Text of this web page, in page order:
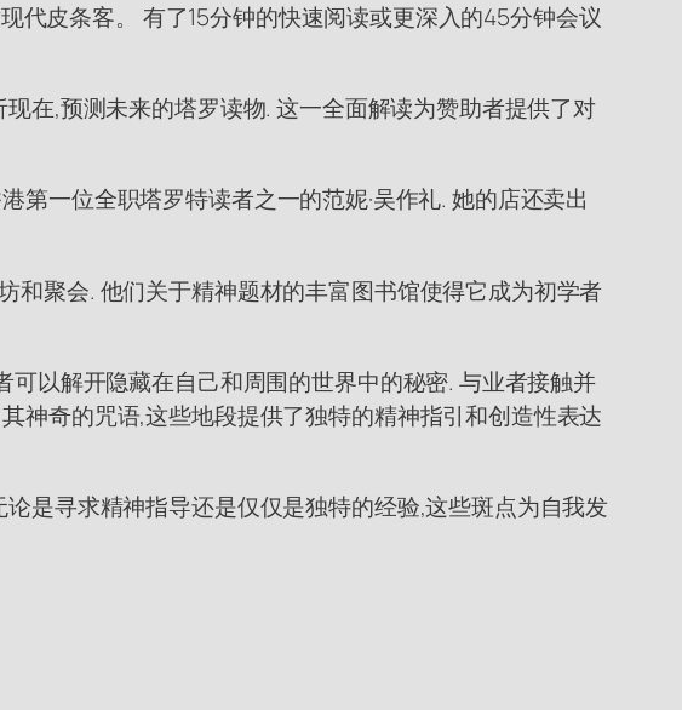
皮条客。 有了15分钟的快速阅读或更深入的45分钟会议
在,预测未来的塔罗读物. 这一全面解读为赞助者提供了对
一位全职塔罗特读者之一的范妮·吴作礼. 她的店还卖出
聚会. 他们关于精神题材的丰富图书馆使得它成为初学者
以解开隐藏在自己和周围的世界中的秘密. 与业者接触并
神奇的咒语,这些地段提供了独特的精神指引和创造性表达
是寻求精神指导还是仅仅是独特的经验,这些斑点为自我发